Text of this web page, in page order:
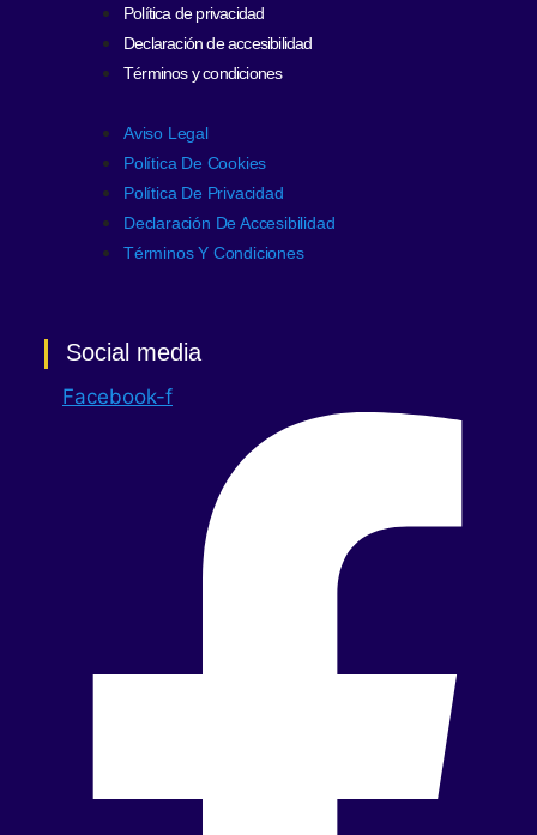
Política de privacidad
Declaración de accesibilidad
Términos y condiciones
Aviso Legal
Política De Cookies
Política De Privacidad
Declaración De Accesibilidad
Términos Y Condiciones
Social media
Facebook-f